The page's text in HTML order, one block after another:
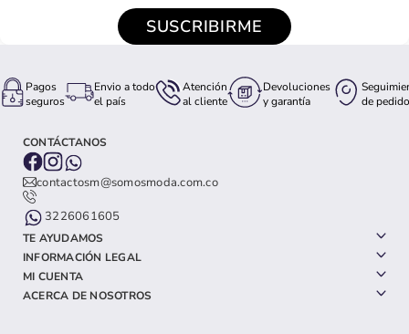
SUSCRIBIRME
Pagos
seguros
Envio a todo
el país
Atención
al cliente
Devoluciones
y garantía
de pedido
CONTÁCTANOS
contactosm@somosmoda.com.co
3226061605
TE AYUDAMOS
INFORMACIÓN LEGAL
MI CUENTA
ACERCA DE NOSOTROS